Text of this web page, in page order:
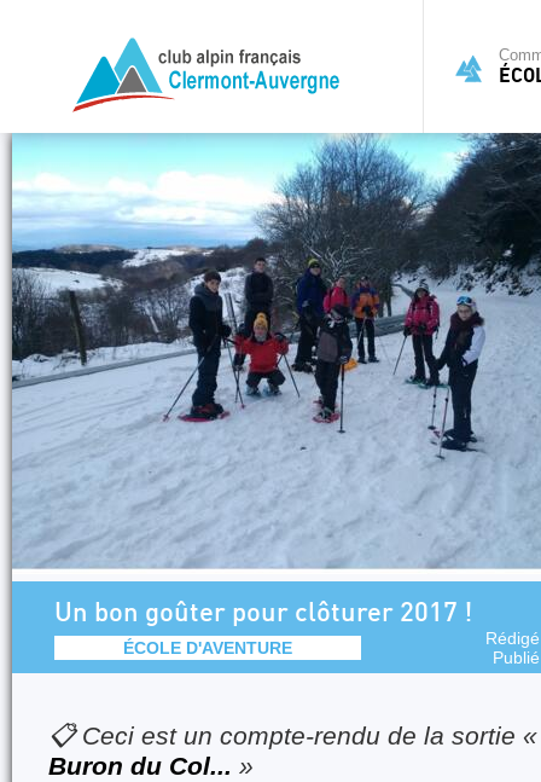
Un bon goûter pour clôturer 2017 !
ÉCOLE D'AVENTURE
📋 Ceci est un compte-rendu de la sortie
Buron du Col... »